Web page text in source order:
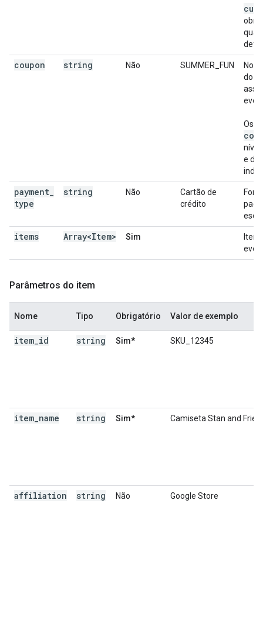
coupon string Não SUMMER_FUN
do
Os
nível
e do
payment
type
string Não
Cartão de
crédito
items Array<Item> Sim
Parâmetros do item
Nome Tipo Obrigatório Valor de exemplo
item id string Sim* SKU_12345
item name string Sim* Camiseta Stan and
affiliation string Não Google Store